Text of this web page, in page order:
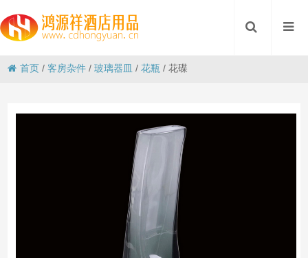
首页 /客房杂件 /玻璃器皿 /花瓶 /花碟